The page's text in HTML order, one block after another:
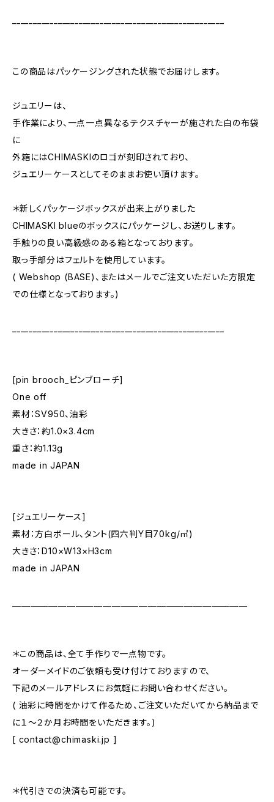
この商品はパッケージングされた状態でお届けします。
ジュエリーは、
手作業により、一点一点異なるテクスチャーが施された白の布袋
に
外箱にはCHIMASKIのロゴが刻印されており、
ジュエリーケースとしてそのままお使い頂けます。
＊新しくパッケージボックスが出来上がりました
CHIMASKI blueのボックスにパッケージし、お送りします。
手触りの良い高級感のある箱となっております。
取っ手部分はフェルトを使用しています。
( Webshop (BASE)、またはメールでご注文いただいた方限定
での仕様となっております。)
[pin brooch_ピンブローチ]
One off
素材：SV950、油彩
大きさ：約1.0×3.4cm
重さ：約1.13g
made in JAPAN
[ジュエリーケース]
素材：方白ボール、タント(四六判Y目70kg/㎡)
大きさ：D10×W13×H3cm
made in JAPAN
＊この商品は、全て手作りで一点物です。
オーダーメイドのご依頼も受け付けておりますので、
下記のメールアドレスにお気軽にお問い合わせください。
( 油彩に時間をかけて作るため、ご注文いただいてから納品まで
に１〜２か月お時間をいただきます。)
[ contact@chimaski.jp ]
＊代引きでの決済も可能です。